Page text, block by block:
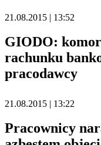
21.08.2015 | 13:52
GIODO:
rachunku
pracodawcy
21.08.2015 | 13:22
Pracownicy